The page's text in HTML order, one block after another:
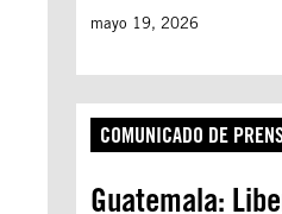
mayo 19, 2026
COMUNICADO DE
Guatemala: